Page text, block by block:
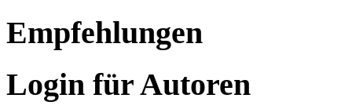
Empfehlungen
Login für Autoren